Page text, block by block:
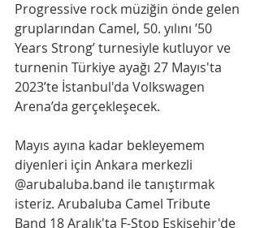
Progressive rock müziğin önde gelen
gruplarından Camel, 50. yılını ’50
Years Strong’ turnesiyle kutluyor ve
turnenin Türkiye ayağı 27 Mayıs'ta
2023’te İstanbul'da Volkswagen
Arena’da gerçekleşecek.
Mayıs ayına kadar bekleyemem
diyenleri için Ankara merkezli
@arubaluba.band ile tanıştırmak
isteriz. Arubaluba Camel Tribute
Band 18 Aralık'ta F-Stop Eskişehir'de